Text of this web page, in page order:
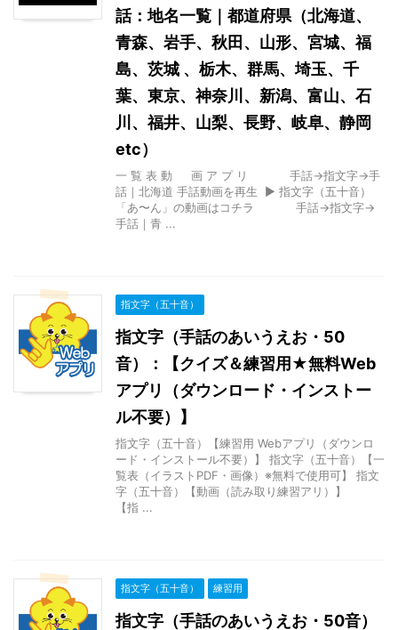
話：地名一覧｜都道府県（北海道、
青森、岩手、秋田、山形、宮城、福
島、茨城 、栃木、群馬、埼玉、千
葉、東京、神奈川、新潟、富山、石
川、福井、山梨、長野、岐阜、静岡
etc）
一 覧 表 動 画 ア プ リ 手話→指文字→手
話｜北海道 手話動画を再生 ▶ 指文字（五十音）
「あ〜ん」の動画はコチラ 手話→指文字→
手話｜青 ...
指文字（五十音）
指文字（手話のあいうえお・50
音）：【クイズ＆練習用★無料Web
アプリ（ダウンロード・インストー
ル不要）】
指文字（五十音）【練習用 Webアプリ（ダウンロ
ード・インストール不要）】 指文字（五十音）【一
覧表（イラストPDF・画像）※無料で使用可】 指文
字（五十音）【動画（読み取り練習アリ）】
【指 ...
指文字（五十音） 練習用
指文字（手話のあいうえお・50音）